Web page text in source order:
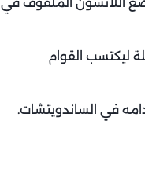
ليكتسب القوام
في الساندويتشات.